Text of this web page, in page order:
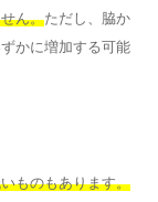
ん。ただし、脇か
かに増加する可能
ものもあります。